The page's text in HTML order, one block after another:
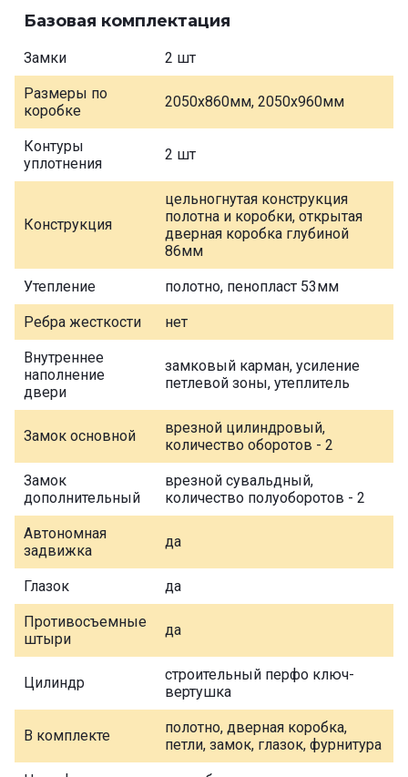
Базовая комплектация
Замки 2 шт
Размеры по
коробке
2050х860мм, 2050х960мм
Контуры
уплотнения
2 шт
Конструкция
цельногнутая конструкция
полотна и коробки, открытая
дверная коробка глубиной
86мм
Утепление полотно, пенопласт 53мм
Ребра жесткости нет
Внутреннее
наполнение
двери
замковый карман, усиление
петлевой зоны, утеплитель
Замок основной
врезной цилиндровый,
количество оборотов - 2
Замок
дополнительный
врезной сувальдный,
количество полуоборотов - 2
Автономная
задвижка
да
Глазок да
Противосъемные
штыри
да
Цилиндр
строительный перфо ключ-
вертушка
В комплекте
полотно, дверная коробка,
петли, замок, глазок, фурнитура